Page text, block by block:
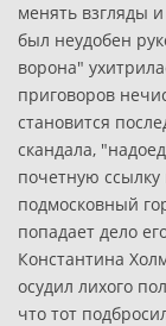
менять взгляды
был неудобен
ворона"
приговоров
становится
скандала,
почетную ссылку
подмосковный
попадает дело
Константина
осудил лихого
что тот